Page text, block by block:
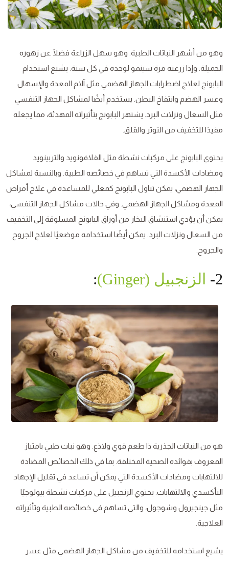
وهو من أشهر النباتات الطبية. وهو سهل الزراعة فضلًا عن زهوره
الجميلة. وإذا زرعته مرة سينمو لوحده في كل سنة. يشيع استخدام
البابونج لعلاج اضطرابات الجهاز الهضمي مثل آلام المعدة والإسهال
وعسر الهضم وانتفاخ البطن. يستخدم أيضًا لمشاكل الجهاز التنفسي
مثل السعال ونزلات البرد. يشتهر البابونج بتأثيراته المهدئة، مما يجعله
مفيدًا للتخفيف من التوتر والقلق.
يحتوي البابونج على مركبات نشطة مثل الفلافونويد والتربينويد
ومضادات الأكسدة التي تساهم في خصائصه الطبية. وبالنسبة لمشاكل
الجهاز الهضمي، يمكن تناول البابونج كمغلي للمساعدة في علاج أمراض
المعدة ومشاكل الجهاز الهضمي. وفي حالات مشاكل الجهاز التنفسي،
يمكن أن يؤدي استنشاق البخار من أوراق البابونج المسلوقة إلى التخفيف
من السعال ونزلات البرد. يمكن أيضًا استخدامه موضعيًا لعلاج الجروح
والجروح.
2- الزنجبيل (Ginger) :
هو من النباتات الجذرية ذا طعم قوي ولاذع. وهو نبات طبي بامتياز
المعروف بفوائده الصحية المختلفة. بما في ذلك الخصائص المضادة
للالتهابات ومضادات الأكسدة التي يمكن أن تساعد في تقليل الإجهاد
التأكسدي والالتهابات. يحتوي الزنجبيل على مركبات نشطة بيولوجيًا
مثل جينجيرول وشوجول، والتي تساهم في خصائصه الطبية وتأثيراته
العلاجية.
يشيع استخدامه للتخفيف من مشاكل الجهاز الهضمي مثل عسر